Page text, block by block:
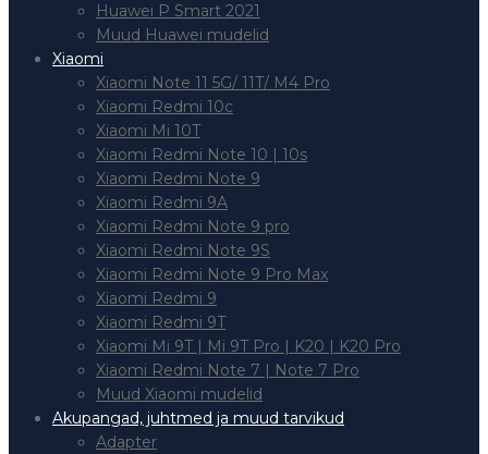
Huawei P Smart 2021
Muud Huawei mudelid
Xiaomi
Xiaomi Note 11 5G/ 11T/ M4 Pro
Xiaomi Redmi 10c
Xiaomi Mi 10T
Xiaomi Redmi Note 10 | 10s
Xiaomi Redmi Note 9
Xiaomi Redmi 9A
Xiaomi Redmi Note 9 pro
Xiaomi Redmi Note 9S
Xiaomi Redmi Note 9 Pro Max
Xiaomi Redmi 9
Xiaomi Redmi 9T
Xiaomi Mi 9T | Mi 9T Pro | K20 | K20 Pro
Xiaomi Redmi Note 7 | Note 7 Pro
Muud Xiaomi mudelid
Akupangad, juhtmed ja muud tarvikud
Adapter